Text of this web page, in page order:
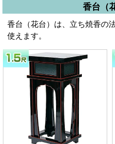
香台（
香台（花台）は、立ち焼香の
使えます。